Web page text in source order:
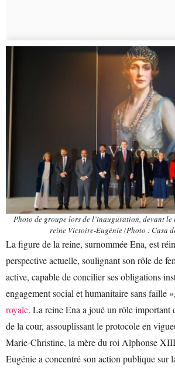
Photo de groupe lors de l’inauguration, devant
reine Victoire-Eugénie (Photo : Casa
La figure de la reine, surnommée Ena, est
perspective actuelle, soulignant son rôle de
active, capable de concilier ses obligations
engagement social et humanitaire sans faille »,
royale. La reine Ena a joué un rôle important
de la cour, assouplissant le protocole en
Marie-Christine, la mère du roi Alphonse
Eugénie a concentré son action publique sur